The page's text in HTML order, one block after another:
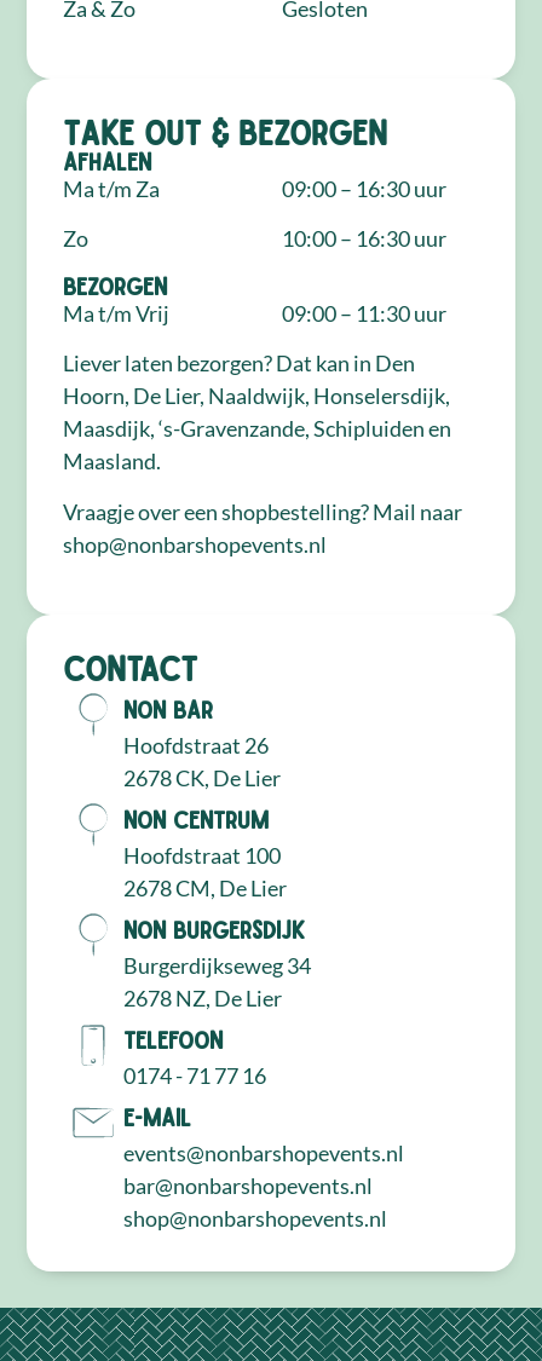
Za & Zo
Gesloten
Take out & bezorgen
Afhalen
Ma t/m Za
Zo
09:00 – 16:30 uur
10:00 – 16:30 uur
Bezorgen
Ma t/m Vrij
09:00 – 11:30 uur
Liever laten bezorgen? Dat kan in Den
Hoorn, De Lier, Naaldwijk, Honselersdijk,
Maasdijk, ‘s-Gravenzande, Schipluiden en
Maasland.
Vraagje over een shopbestelling? Mail naar
shop@nonbarshopevents.nl
Contact
NON Bar
Hoofdstraat 26
2678 CK, De Lier
NON Centrum
Hoofdstraat 100
2678 CM, De Lier
NON Burgersdijk
Burgerdijkseweg 34
2678 NZ, De Lier
Telefoon
0174 - 71 77 16
E-mail
events@nonbarshopevents.nl
bar@nonbarshopevents.nl
shop@nonbarshopevents.nl